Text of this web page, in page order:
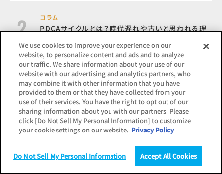
統計（データ） コラム
コラム
PDCAサイクルとは？時代遅れや古いと思われる理
調査・データ
2027年卒 内定者意識調査
コラム
30代前後に訪れる「クォーターライフクライシス」の
乗り越え方
We use cookies to improve your experience on our
website, to personalize content and ads and to analyze
our traffic. We share information about your use of our
website with our advertising and analytics partners, who
may combine it with other information that you have
provided to them or that they have collected from your
use of their services. You have the right to opt out of our
sharing information about you with our partners. Please
click [Do Not Sell My Personal Information] to customize
your cookie settings on our website. Privacy Policy
Do Not Sell My Personal Information Accept All Cookies